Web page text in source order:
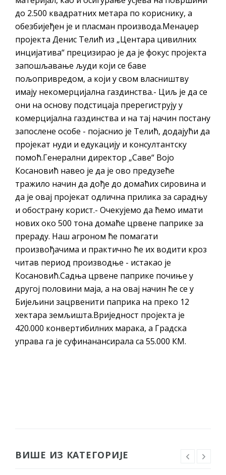
до 2.500 квадратних метара по кориснику, а
обезбијеђен је и пласман производа.Менаџер
пројекта Денис Телић из „Центара цивилних
инцијатива“ прецизирао је да је фокус пројекта
запошљавање људи који се баве
пољопривредом, а који у свом власништву
имају некомерцијална газдинства.- Циљ је да се
они на основу подстицаја пререгиструју у
комерцијална газдинства и на тај начин постану
запослене особе - појаснио је Телић, додајући да
пројекат нуди и едукацију и консултантску
помоћ.Генерални директор „Саве“ Војо
Косановић навео је да је ово предузеће
тражило начин да дође до домаћих сировина и
да је овај пројекат одлична прилика за сарадњу
и обострану корист.- Очекујемо да ћемо имати
нових око 500 тона домаће црвене паприке за
прераду. Наш агроном ће помагати
произвођачима и практично ће их водити кроз
читав период производње - истакао је
Косановић.Садња црвене паприке почиње у
другој половини маја, а на овај начин ће се у
Бијељини зацрвенити паприка на преко 12
хектара земљишта.Вриједност пројекта је
420.000 конвертибилних марака, а Градска
управа га је суфинанансирала са 55.000 КМ.
ВИШЕ ИЗ КАТЕГОРИЈЕ